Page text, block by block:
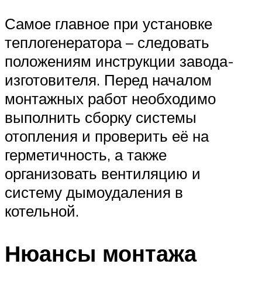
Самое главное при установке
теплогенератора – следовать
положениям инструкции завода-
изготовителя. Перед началом
монтажных работ необходимо
выполнить сборку системы
отопления и проверить её на
герметичность, а также
организовать вентиляцию и
систему дымоудаления в
котельной.
Нюансы монтажа